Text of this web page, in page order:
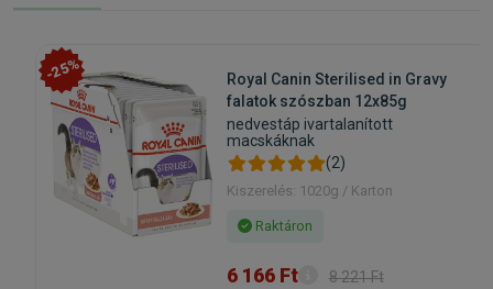
-25%
Royal Canin Sterilised in Gravy
falatok szószban 12x85g
nedvestáp ivartalanított
macskáknak
(2)
Kiszerelés: 1020g / Karton
Raktáron
6 166 Ft 8 221 Ft